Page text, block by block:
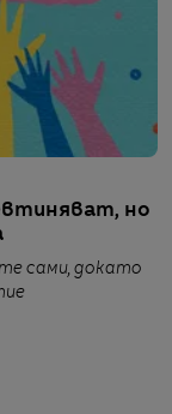
но
сами, докато